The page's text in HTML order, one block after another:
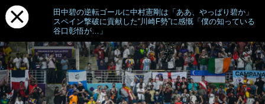
田中碧の逆転ゴールに中村憲剛は「ああ、やっぱり碧か」
スペイン撃破に貢献した“川崎F勢”に感慨「僕の知っている
谷口彰悟が…」